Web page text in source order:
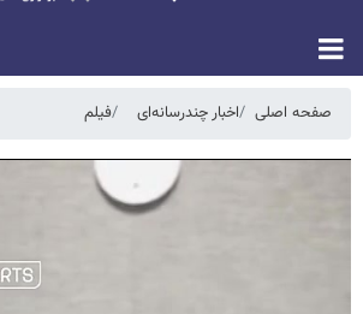
صفحه اصلی اخبار چندرسانه‌ای فیلم